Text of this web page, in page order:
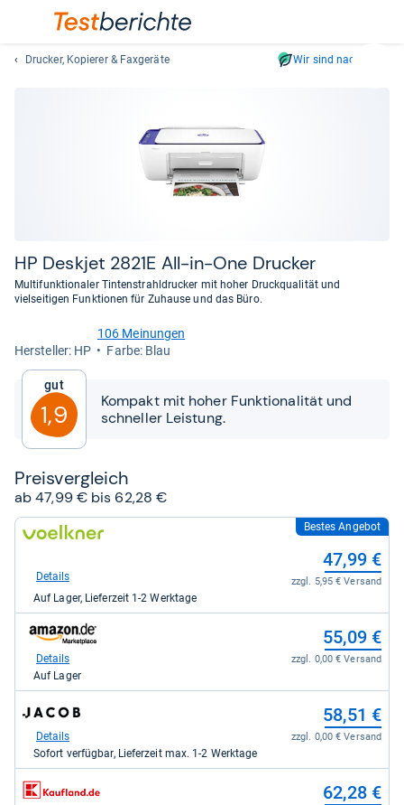
Drucker, Kopierer & Faxgeräte Wir sind nachhaltig
HP Deskjet 2821E All-​in-​One Dru­cker
Multifunktionaler Tintenstrahldrucker mit hoher Druckqualität und
vielseitigen Funktionen für Zuhause und das Büro.
von
Sternen
106 Meinungen
Her­stel­ler: HP
Farbe: Blau
Gut
1,9
Kompakt mit hoher Funktionalität und
schneller Leistung.
Preis­ver­gleich
ab 47,99 € bis 62,28 €
zum
voelkner.de
47,99
kaufen.
Bestes Angebot
47,99 €
zzgl. 5,95 € Versand
Details
Auf Lager, Lieferzeit 1-2 Werktage
zum
Shop:
Amazon.de
kaufen.
55,09 €
zzgl. 0,00 € Versand
Details
Auf Lager
zum
Shop:
Jacob
für
58,51 €
zzgl. 0,00 € Versand
Details
Sofort verfügbar, Lieferzeit max. 1-2 Werktage
zum
Shop:
62,28 €